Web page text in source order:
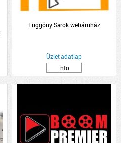
Függöny Sarok webáruház
Üzlet adatlap
Info